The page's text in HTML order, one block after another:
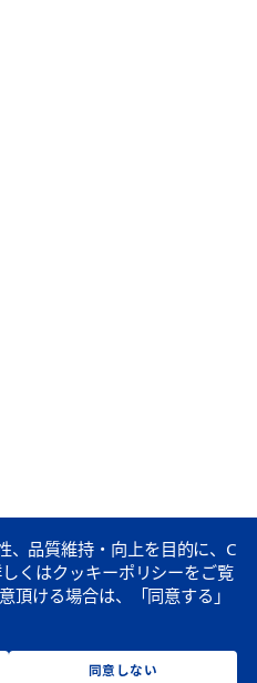
、品質維持・向上を目的に、C
くはクッキーポリシーをご覧
頂ける場合は、「同意する」
同意しない